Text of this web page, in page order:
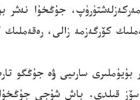
جۇڭخۇا نەشر
كۆرگەزمە زالى،
بۇيۇملىرى سارىيى ۋە جۇڭگو
سۆز قىلدى. باش شۇجى